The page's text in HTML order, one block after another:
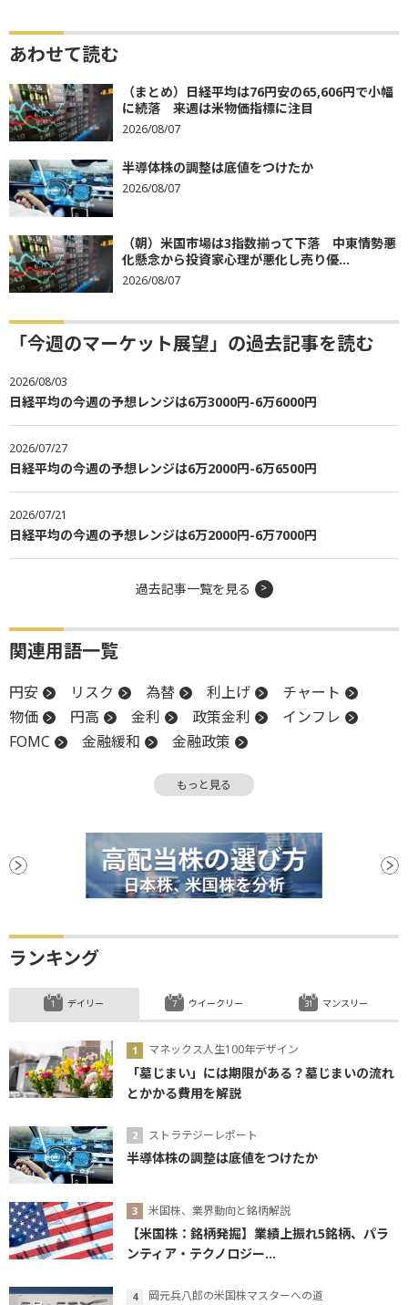
あわせて読む
（まとめ）日経平均は76円安の65,606円で小幅
に続落 来週は米物価指標に注目
2026/08/07
半導体株の調整は底値をつけたか
2026/08/07
（朝）米国市場は3指数揃って下落 中東情勢悪
化懸念から投資家心理が悪化し売り優...
2026/08/07
「今週のマーケット展望」の過去記事を読む
2026/08/03
日経平均の今週の予想レンジは6万3000円-6万6000円
2026/07/27
日経平均の今週の予想レンジは6万2000円-6万6500円
2026/07/21
日経平均の今週の予想レンジは6万2000円-6万7000円
過去記事一覧を見る
関連用語一覧
円安 リスク 為替 利上げ
チャート
物価
円高 金利 政策金利
インフレ
FOMC
金融緩和
金融政策
金融政策決定会合
消費者物価指数
もっと見る
ランキング
デイリー
マネックス人生100年デザイン
「墓じまい」には期限がある？墓じまいの流れ
とかかる費用を解説
ストラテジーレポート
半導体株の調整は底値をつけたか
米国株、業界動向と銘柄解説
【米国株：銘柄発掘】業績上振れ5銘柄、パラ
ンティア・テクノロジー...
岡元兵八郎の米国株マスターへの道
ウイークリー マンスリー